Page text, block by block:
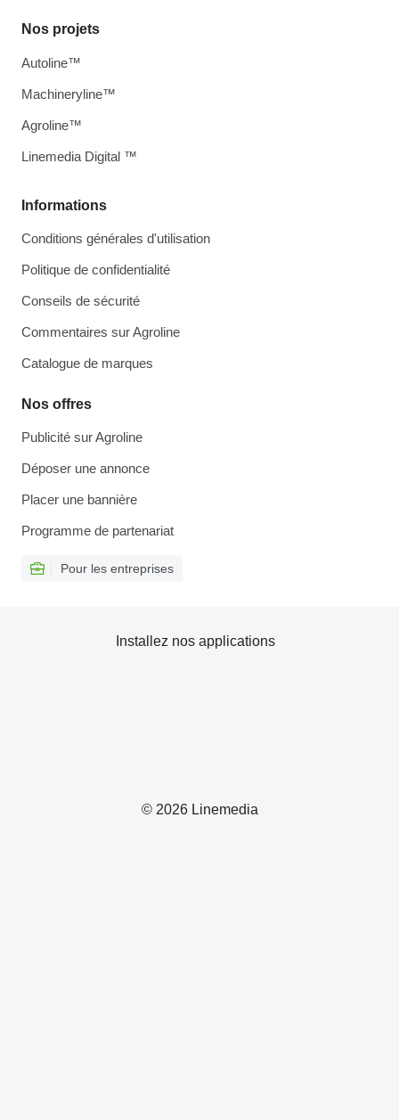
Informations
Conditions générales d'utilisation
Politique de confidentialité
Conseils de sécurité
Commentaires sur Agroline
Catalogue de marques
Nos offres
Publicité sur Agroline
Déposer une annonce
Placer une bannière
Programme de partenariat
Pour les entreprises
Nos projets
Autoline™
Machineryline™
Agroline™
Linemedia Digital ™
© 2026 Linemedia
Installez nos applications